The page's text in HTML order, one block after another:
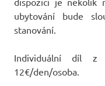
ubytování bude
stanování.
Individuální díl
12€/den/osoba.